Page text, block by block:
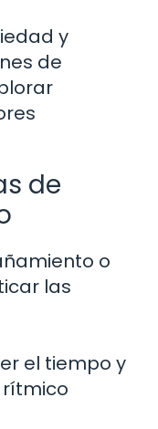
y
de
de
o
las
el tiempo y